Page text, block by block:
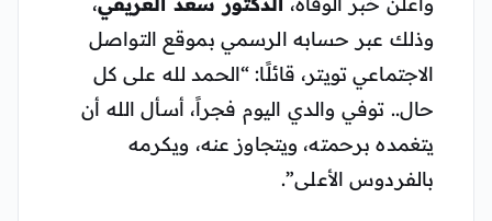
وذلك عبر حسابه الرسمي بموقع التواصل
الاجتماعي تويتر، قائلًا: “الحمد لله على كل
حال.. توفي والدي اليوم فجراً، أسأل الله أن
يتغمده برحمته، ويتجاوز عنه، ويكرمه
بالفردوس الأعلى”.